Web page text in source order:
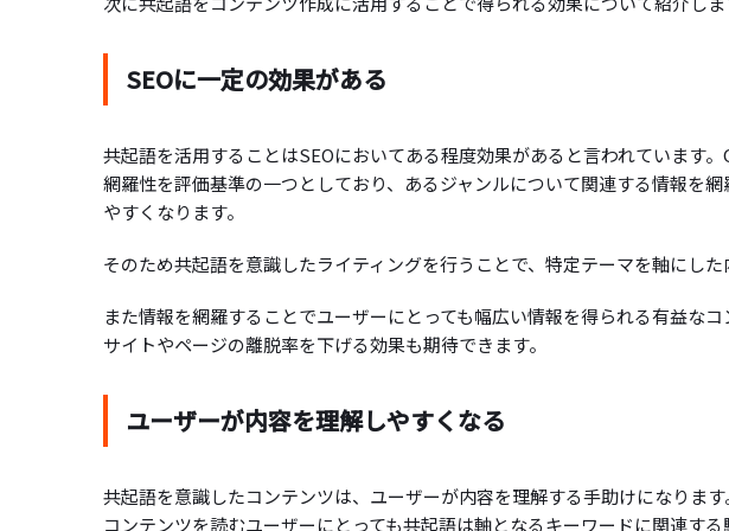
SEOに一定の効果がある
共起語を活用することはSEOにおいてある程度効果があると言われています
網羅性を評価基準の一つとしており、あるジャンルについて関連する情報を
やすくなります。
そのため共起語を意識したライティングを行うことで、特定テーマを軸にした
また情報を網羅することでユーザーにとっても幅広い情報を得られる有益な
サイトやページの離脱率を下げる効果も期待できます。
ユーザーが内容を理解しやすくなる
共起語を意識したコンテンツは、ユーザーが内容を理解する手助けになります
コンテンツを読むユーザーにとっても共起語は軸となるキーワードに関連する